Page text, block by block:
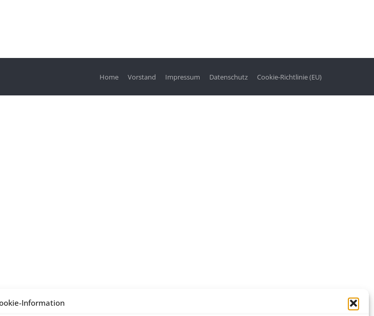
Information
Home Vorstand Impressum Datenschutz Cookie-Richtlinie (EU)